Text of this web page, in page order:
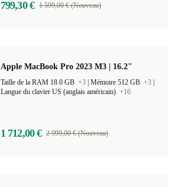
799,30 € 1 599,00 € (Nouveau)
Apple MacBook Pro 2023 M3 | 16.2"
Taille de la RAM 18.0 GB +3 Mémoire 512 GB +3
Langue du clavier US (anglais américain) +16
1 712,00 € 2 999,00 € (Nouveau)